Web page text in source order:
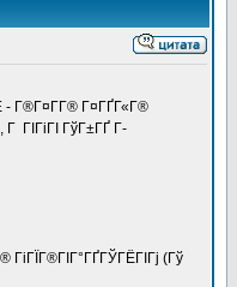
- Г®Г¤Г­Г® Г¤ГҐГ«Г®
Г ГІГіГІ ГўГ±ГҐ Г­
(Гў